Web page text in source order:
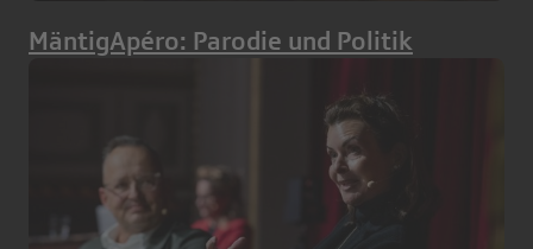
MäntigApéro: Parodie und Politik